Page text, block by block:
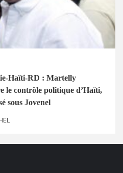
Haïti-RD : Martelly
le contrôle politique d’Haïti,
sous Jovenel